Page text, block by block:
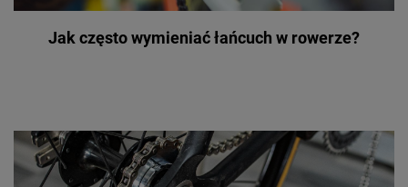
Jak często wymieniać łańcuch w rowerze?